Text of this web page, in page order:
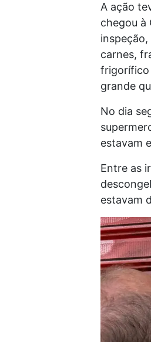
A ação
chegou à
carnes,
frigorífico
grande
No dia
estavam
Entre as
estavam